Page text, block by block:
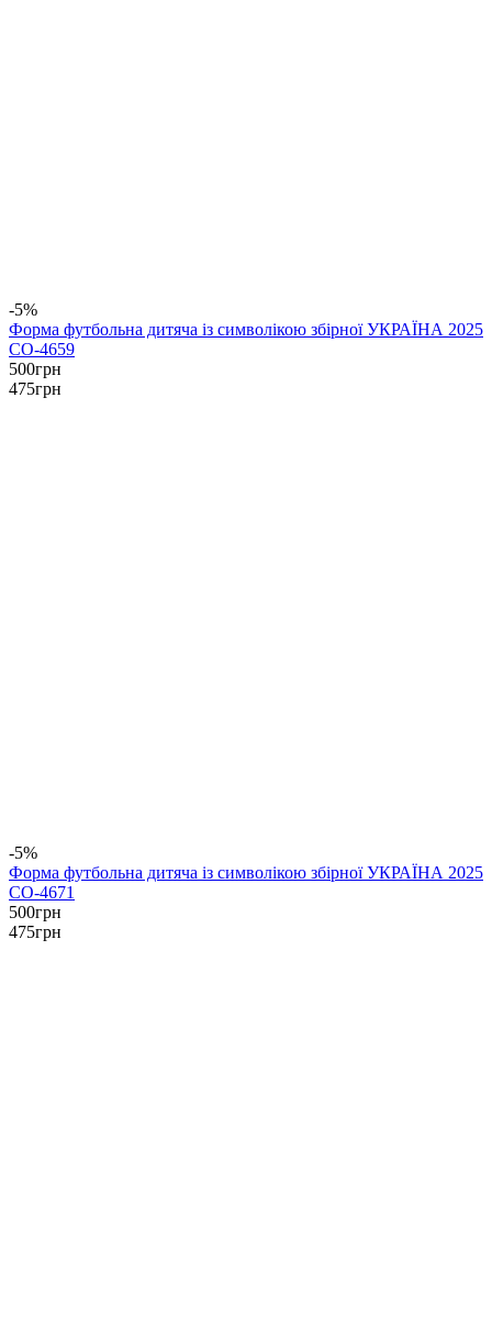
-5%
Форма футбольна дитяча із символікою збірної УКРАЇНА 2025
CO-4659
500грн
475грн
-5%
Форма футбольна дитяча із символікою збірної УКРАЇНА 2025
CO-4671
500грн
475грн